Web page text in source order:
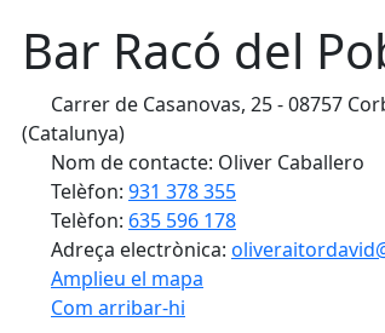
Bar Racó del
Carrer de Casanovas, 25 - 08757
(Catalunya)
Nom de contacte: Oliver Caballero
Telèfon: 931 378 355
Telèfon: 635 596 178
Adreça electrònica:
Amplieu el mapa
Com arribar-hi